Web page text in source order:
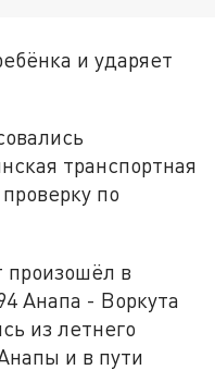
и ударяет
транспортная
по
произошёл в
Анапа - Воркута
из летнего
и в пути